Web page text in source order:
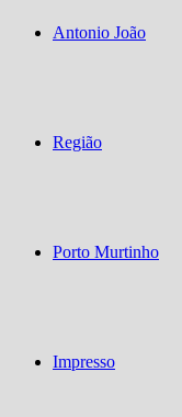
Antonio João
Região
Porto Murtinho
Impresso